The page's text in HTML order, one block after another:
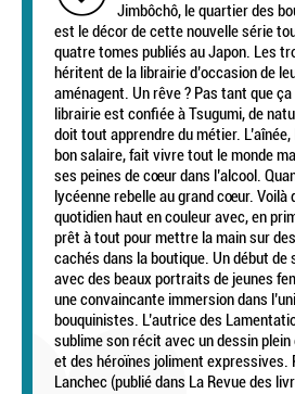
Jimbôchô, le quartier des
est le décor de cette nouvelle série
quatre tomes publiés au Japon. Les
héritent de la librairie d’occasion de
aménagent. Un rêve ? Pas tant que
librairie est confiée à Tsugumi, de
doit tout apprendre du métier.
bon salaire, fait vivre tout le monde
ses peines de cœur dans l’alcool.
lycéenne rebelle au grand cœur. Voilà
quotidien haut en couleur avec, en
prêt à tout pour mettre la main sur
cachés dans la boutique. Un début
avec des beaux portraits de jeunes
une convaincante immersion dans
bouquinistes. L’autrice des
sublime son récit avec un dessin
et des héroïnes joliment expressives.
Lanchec (publié dans La Revue des